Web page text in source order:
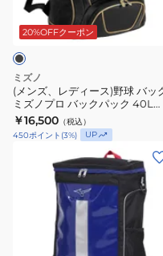
ー
ス)
野
球
バ
ッ
グ
20%OFFクーポン
ミズノ
(メンズ、レディース)野球 バッ
ミズノプロ バックパック 40L
1FJDD00109
￥16,500 （税込）
450ポイント (3%) UP
ネ
イ
ビ
ワ
イ
ト